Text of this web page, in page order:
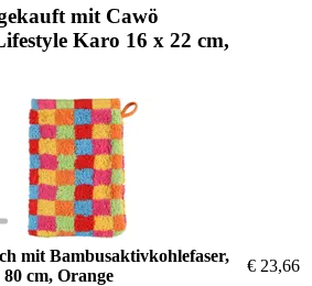
mit Cawö
Karo 16 x 22 cm,
mit Bambusaktivkohlefaser,
80 cm, Orange
€ 23,66